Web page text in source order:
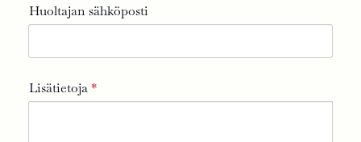
Huoltajan sähköposti
Lisätietoja*